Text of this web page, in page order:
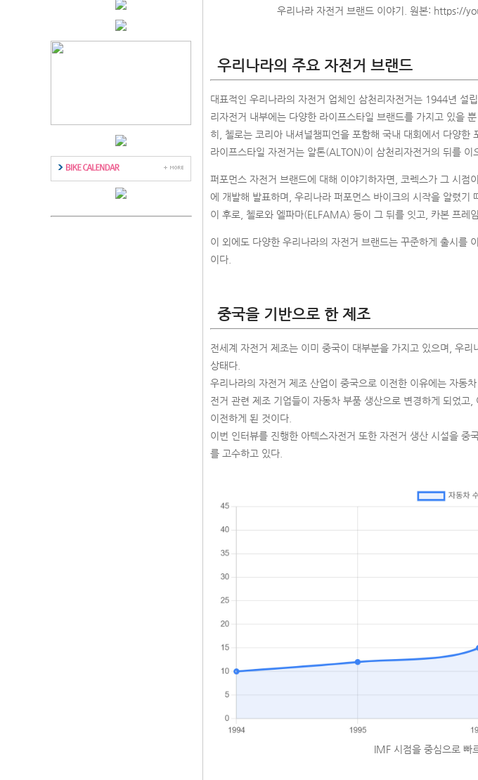
우리나라 자전거 브랜드 이야기. 원본: https://
우리나라의 주요 자전거 브랜드
대표적인 우리나라의 자전거 업체인 삼천리자전거는 1944년 설
리자전거 내부에는 다양한 라이프스타일 브랜드를 가지고 있을
히, 첼로는 코리아 내셔널챔피언을 포함해 국내 대회에서 다양한
라이프스타일 자전거는 알톤(ALTON)이 삼천리자전거의 뒤를
퍼포먼스 자전거 브랜드에 대해 이야기하자면, 코렉스가 그 시
에 개발해 발표하며, 우리나라 퍼포먼스 바이크의 시작을 알렸기
이 후로, 첼로와 엘파마(ELFAMA) 등이 그 뒤를 잇고, 카본 프레
이 외에도 다양한 우리나라의 자전거 브랜드는 꾸준하게 출시를
이다.
중국을 기반으로 한 제조
전세계 자전거 제조는 이미 중국이 대부분을 가지고 있으며, 우
상태다.
우리나라의 자전거 제조 산업이 중국으로 이전한 이유에는 자동
전거 관련 제조 기업들이 자동차 부품 생산으로 변경하게 되었
이전하게 된 것이다.
이번 인터뷰를 진행한 아텍스자전거 또한 자전거 생산 시설을
를 고수하고 있다.
IMF 시점을 중심으로 빠